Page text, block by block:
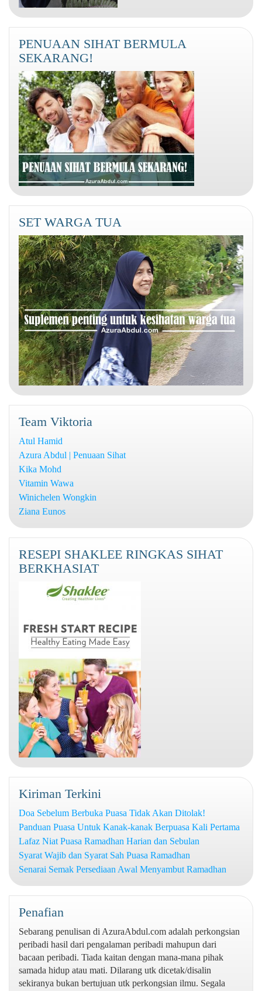
PENUAAN SIHAT BERMULA
SEKARANG!
SET WARGA TUA
Team Viktoria
Atul Hamid
Azura Abdul | Penuaan Sihat
Kika Mohd
Vitamin Wawa
Winichelen Wongkin
Ziana Eunos
RESEPI SHAKLEE RINGKAS SIHAT
BERKHASIAT
Kiriman Terkini
Doa Sebelum Berbuka Puasa Tidak Akan Ditolak!
Panduan Puasa Untuk Kanak-kanak Berpuasa Kali Pertama
Lafaz Niat Puasa Ramadhan Harian dan Sebulan
Syarat Wajib dan Syarat Sah Puasa Ramadhan
Senarai Semak Persediaan Awal Menyambut Ramadhan
Penafian
Sebarang penulisan di AzuraAbdul.com adalah perkongsian
peribadi hasil dari pengalaman peribadi mahupun dari
bacaan peribadi. Tiada kaitan dengan mana-mana pihak
samada hidup atau mati. Dilarang utk dicetak/disalin
sekiranya bukan bertujuan utk perkongsian ilmu. Segala